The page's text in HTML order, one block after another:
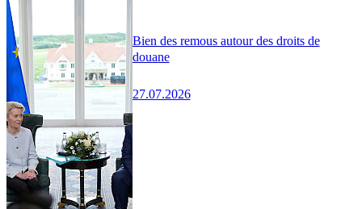
Bien des remous autour des droits de
douane
27.07.2026